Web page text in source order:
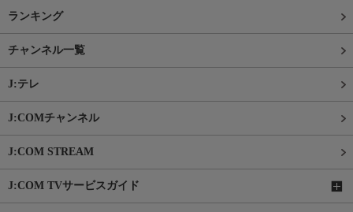
ランキング
チャンネル一覧
J:テレ
J:COMチャンネル
J:COM STREAM
J:COM TVサービスガイド